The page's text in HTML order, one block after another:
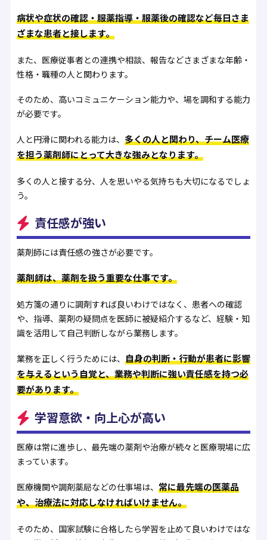
病状や症状の確認・服薬指導・服薬後の確認など毎日さま
ざまな患者と接します。
また、医療従事者との連携や相談、報告などさまざまな年齢・
性格・職種の人と関わります。
そのため、高いコミュニケーション能力や、場を調和する能力
が必要です。
人と円滑に関われる能力は、 多くの人と関わり、チーム医療
を担う薬剤師にとって大きな強みとなります。
多くの人と接する分、人を思いやる気持ちも大切になるでしょ
う。
責任感が強い
薬剤師には責任感の強さが必要です。
薬剤師は、薬剤を扱う重要な仕事です。
処方箋の通りに調剤すれば良いわけではなく、患者への確認
や、指導、薬剤の疑問点を医師に被疑紹介するなど、経験・知
識を活用して自己判断しながら業務します。
業務を正しく行うためには、 自身の判断・行動が患者に影響
を与えるという自覚と、業務や判断に強い責任感を持つ必
要があります。
学習意欲・向上心が高い
医療は常に進歩し、最先端の薬剤や治療が続々と医療現場に広
まっています。
医療機関や調剤薬局などの仕事場は、 常に最先端の医薬品
や、治療法に対応しなければいけません。
そのため、国家試験に合格したら学習を止めて良いわけではな